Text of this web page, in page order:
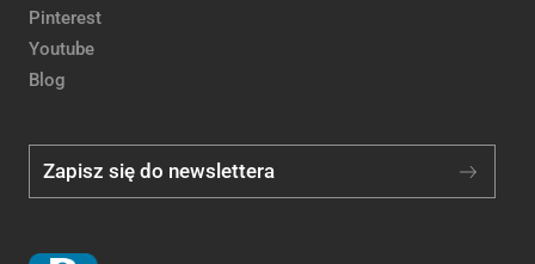
Pinterest
Youtube
Blog
Zapisz się do newslettera